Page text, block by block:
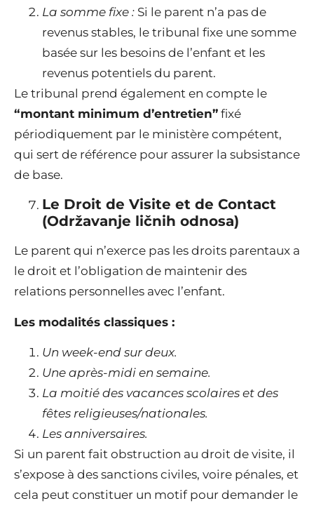
La somme fixe : Si le parent n’a pas de
revenus stables, le tribunal fixe une somme
basée sur les besoins de l’enfant et les
revenus potentiels du parent.
Le tribunal prend également en compte le
“montant minimum d’entretien” fixé
périodiquement par le ministère compétent,
qui sert de référence pour assurer la subsistance
de base.
Le Droit de Visite et de Contact
(Održavanje ličnih odnosa)
Le parent qui n’exerce pas les droits parentaux a
le droit et l’obligation de maintenir des
relations personnelles avec l’enfant.
Les modalités classiques :
Un week-end sur deux.
Une après-midi en semaine.
La moitié des vacances scolaires et des
fêtes religieuses/nationales.
Les anniversaires.
Si un parent fait obstruction au droit de visite, il
s’expose à des sanctions civiles, voire pénales, et
cela peut constituer un motif pour demander le